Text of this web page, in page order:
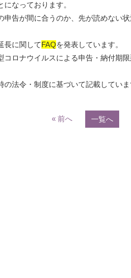
なっております。
申告が間に合うのか、先が読めない状
長に関してFAQを発表しています。
ロナウイルスによる申告・納付期
法令・制度に基づいて記載していま
« 前へ 一覧へ